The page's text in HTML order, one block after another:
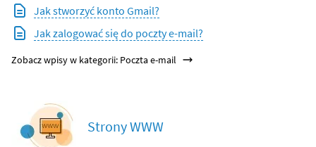
Jak stworzyć konto Gmail?
Jak zalogować się do poczty e-mail?
Zobacz wpisy w kategorii: Poczta e-mail
Strony WWW